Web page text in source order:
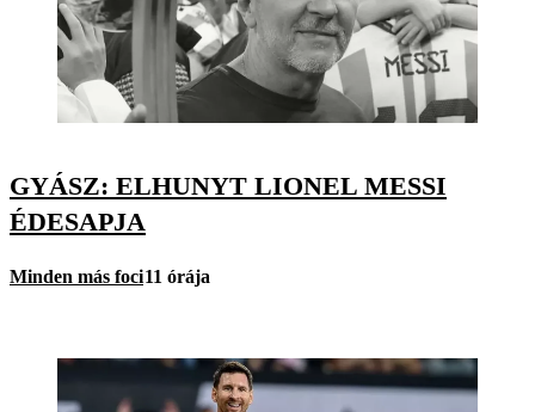
GYÁSZ: ELHUNYT LIONEL MESSI
ÉDESAPJA
Minden más foci11 órája